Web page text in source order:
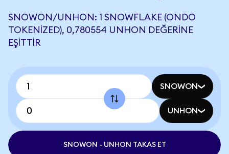
SNOWON/UNHON: 1 SNOWFLAKE (ONDO
TOKENIZED), 0,780554 UNHON DEĞERINE
EŞITTIR
SNOWON
UNHON
SNOWON - UNHON TAKAS ET